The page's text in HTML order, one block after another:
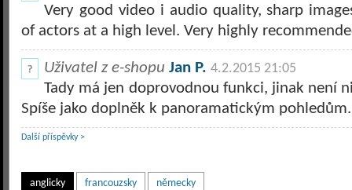
Very good video i audio quality, sharp
of actors at a high level. Very highly
Uživatel z e-shopu Jan P. 4.2.2015 21:05
Tady má jen doprovodnou funkci, jinak není
Spíše jako doplněk k panoramatickým pohledům.
Další příspěvky >
anglicky francouzsky německy